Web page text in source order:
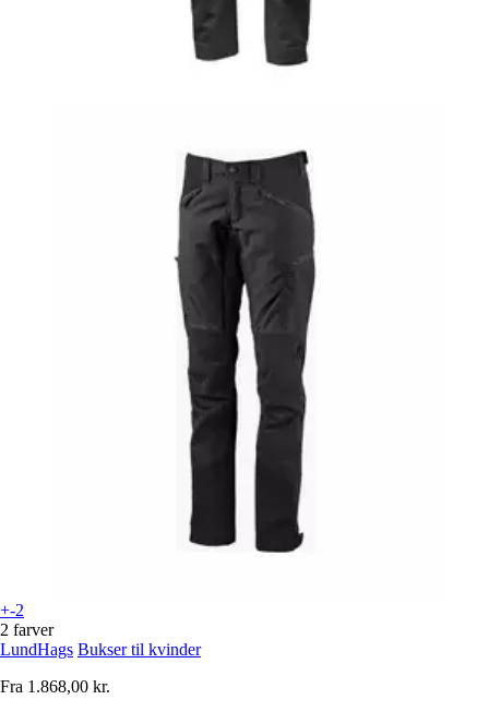
+-2
2 farver
LundHags Bukser til kvinder
Fra 1.868,00 kr.